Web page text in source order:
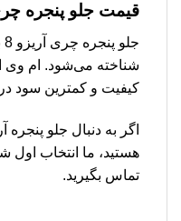
قیمت جلو پنجره چری آریزو 8
شناخته می‌شود. ام وی
کیفیت و کمترین سود
هستید، ما انتخاب
تماس بگیرید.